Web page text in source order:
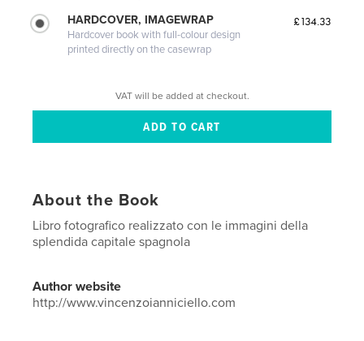
HARDCOVER, IMAGEWRAP
Hardcover book with full-colour design
printed directly on the casewrap
£134.33
VAT will be added at checkout.
About the Book
Libro fotografico realizzato con le immagini della
splendida capitale spagnola
Author website
http://www.vincenzoianniciello.com